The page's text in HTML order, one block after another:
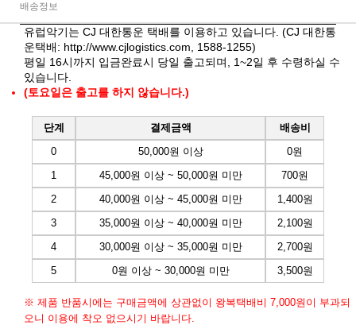
배송정보
유럽악기는 CJ 대한통운 택배를 이용하고 있습니다. (CJ 대한통
운택배: http://www.cjlogistics.com , 1588-1255)
평일 16시까지 입금완료시 당일 출고되며, 1~2일 후 수령하실 수
있습니다.
(토요일은 출고를 하지 않습니다.)
단계 결제금액
배송비
0
50,000원 이상
0원
1
45,000원 이상 ~ 50,000원 미만
700원
2
40,000원 이상 ~ 45,000원 미만
1,400원
3
35,000원 이상 ~ 40,000원 미만
2,100원
4
30,000원 이상 ~ 35,000원 미만
2,700원
5
0원 이상 ~ 30,000원 미만 3,500원
※ 제품 반품시에는 구매금액에 상관없이 왕복택배비 7,000원이 부과되
오니 이용에 착오 없으시기 바랍니다.